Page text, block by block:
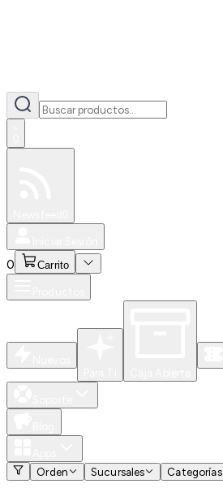
0 Carrito
Orden
Sucursales Categorías